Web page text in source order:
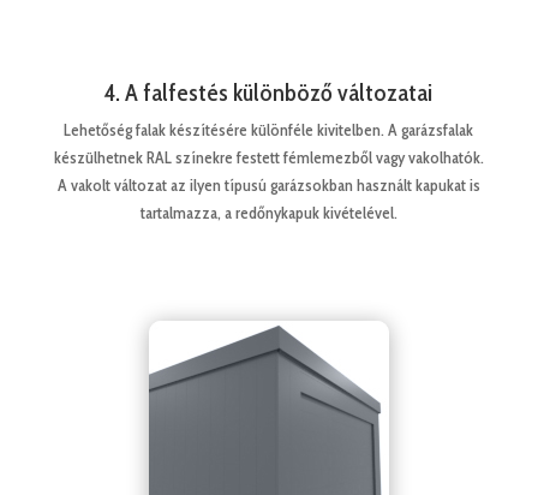
4. A falfestés különböző változatai
Lehetőség falak készítésére különféle kivitelben. A garázsfalak
készülhetnek RAL színekre festett fémlemezből vagy vakolhatók.
A vakolt változat az ilyen típusú garázsokban használt kapukat is
tartalmazza, a redőnykapuk kivételével.